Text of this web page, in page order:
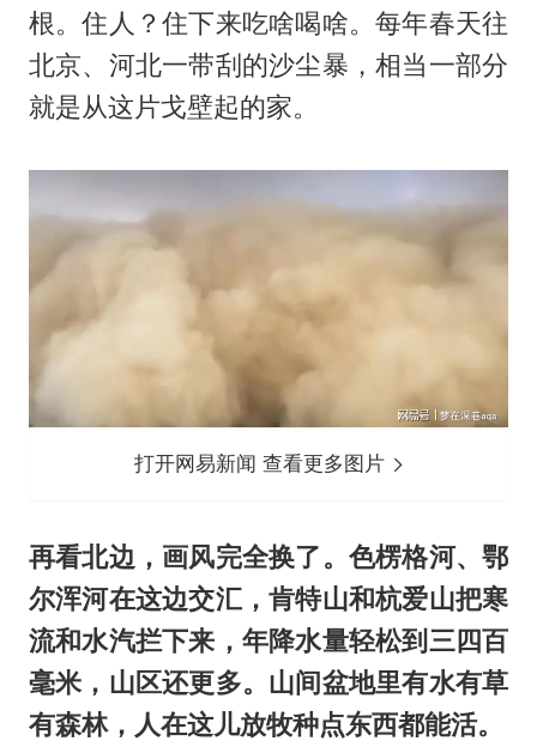
根。住人？住下来吃啥喝啥。每年春天往
北京、河北一带刮的沙尘暴，相当一部分
就是从这片戈壁起的家。
打开网易新闻 查看更多图片
再看北边，画风完全换了。色楞格河、鄂
尔浑河在这边交汇，肯特山和杭爱山把寒
流和水汽拦下来，年降水量轻松到三四百
毫米，山区还更多。山间盆地里有水有草
有森林，人在这儿放牧种点东西都能活。